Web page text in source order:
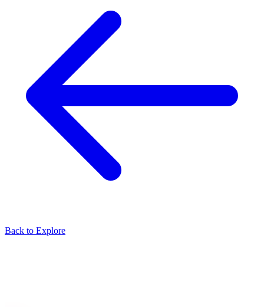
Back to Explore